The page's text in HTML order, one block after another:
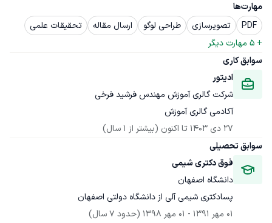
مهارت‌ها
PDF
تصویرسازی طراحی لوگو ارسال مقاله
تحقیقات علمی
+
5 مهارت دیگر
سوابق کاری
ادیتور
شرکت گالری آموزش مهندس فرشید فرخی
آکادمی گالری آموزش
27 دی 1403
تا اکنون (بیشتر از 1 سال)
سوابق تحصیلی
فوق دکتری شیمی
دانشگاه اصفهان
پسادکتری شیمی آلی از دانشگاه دولتی اصفهان
01 مهر 1391
- 01 مهر 1398 (حدود 7 سال)